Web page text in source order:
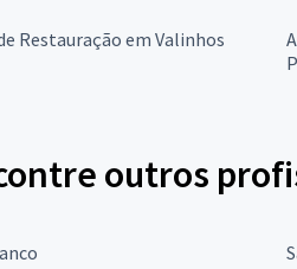
Restauração em Valinhos
outros